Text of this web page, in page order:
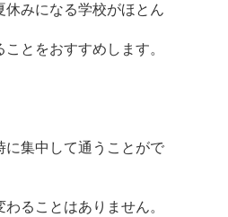
みになる学校がほとん
とをおすすめします。
に集中して通うことがで
ることはありません。